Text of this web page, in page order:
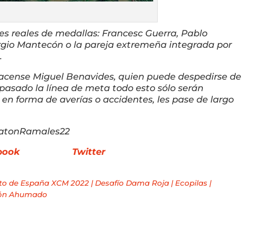
reales de medallas: Francesc Guerra, Pablo
Mantecón o la pareja extremeña integrada por
Miguel Benavides, quien puede despedirse de
la línea de meta todo esto sólo serán
forma de averías o accidentes, les pase de largo
Twitter
de España XCM 2022 |Desafío Dama Roja |Ecopilas |
Ahumado